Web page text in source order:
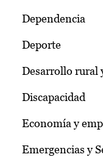
Dependencia
Deporte
Desarrollo rural
Discapacidad
Economía y
Emergencias y